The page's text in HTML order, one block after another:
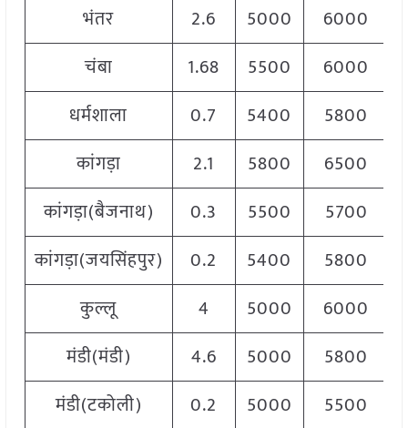
भंतर 2.6 5000 6000
चंबा
1.68 5500 6000
धर्मशाला
0.7 5400 5800
कांगड़ा
2.1 5800 6500
कांगड़ा(बैजनाथ)
0.3 5500 5700
कांगड़ा(जयसिंहपुर)
0.2 5400 5800
कुल्लू
4 5000 6000
मंडी(मंडी)
4.6 5000 5800
मंडी(टकोली)
0.2 5000 5500